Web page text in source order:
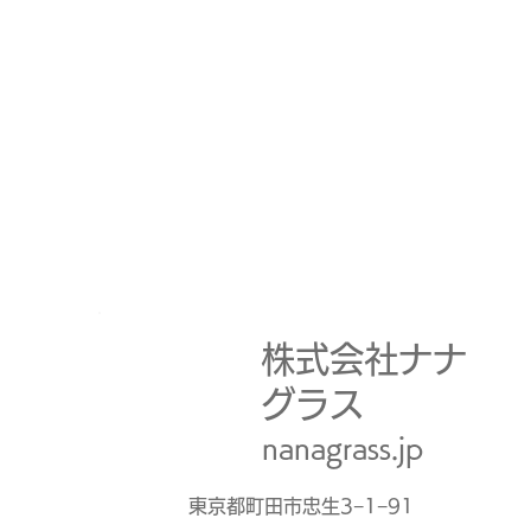
株式会社ナナ
グラス
nanagrass.jp
​東京都町田市忠生3−1−91